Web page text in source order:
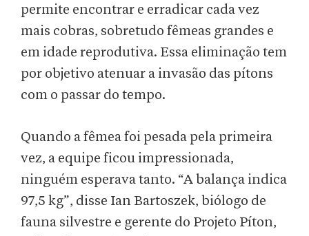
permite encontrar e erradicar cada vez
mais cobras, sobretudo fêmeas grandes e
em idade reprodutiva. Essa eliminação tem
por objetivo atenuar a invasão das pítons
com o passar do tempo.
Quando a fêmea foi pesada pela primeira
vez, a equipe ficou impressionada,
ninguém esperava tanto. “A balança indica
97,5 kg”, disse Ian Bartoszek, biólogo de
fauna silvestre e gerente do Projeto Píton,